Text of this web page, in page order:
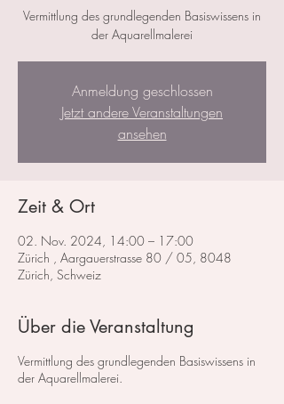
Vermittlung des grundlegenden Basiswissens in
der Aquarellmalerei
Anmeldung geschlossen
Jetzt andere Veranstaltungen
ansehen
Zeit & Ort
02. Nov. 2024, 14:00 – 17:00
Zürich , Aargauerstrasse 80 / 05, 8048
Zürich, Schweiz
Über die Veranstaltung
Vermittlung des grundlegenden Basiswissens in
der Aquarellmalerei.